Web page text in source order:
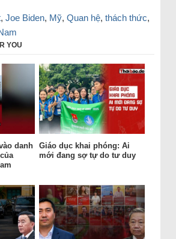
, Joe Biden, Mỹ, Quan hệ, thách thức,
YOU
danh
Giáo dục khai phóng: Ai
mới đang sợ tự do tư duy